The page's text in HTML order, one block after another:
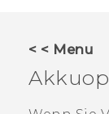
< < Menu